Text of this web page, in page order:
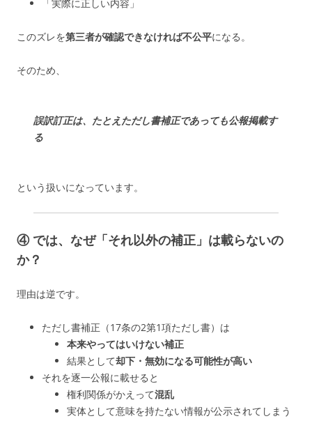
「実際に正しい内容」
このズレを第三者が確認できなければ不公平になる。
そのため、
誤訳訂正は、たとえただし書補正であっても公報掲載す
る
という扱いになっています。
④ では、なぜ「それ以外の補正」は載らないの
か？
理由は逆です。
ただし書補正（17条の2第1項ただし書）は
本来やってはいけない補正
結果として却下・無効になる可能性が高い
それを逐一公報に載せると
権利関係がかえって混乱
実体として意味を持たない情報が公示されてしまう